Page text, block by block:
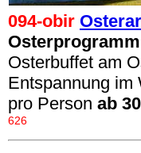
094-obir
Osterprogramm
Osterbuffet am
Entspannung im
pro Person ab
626